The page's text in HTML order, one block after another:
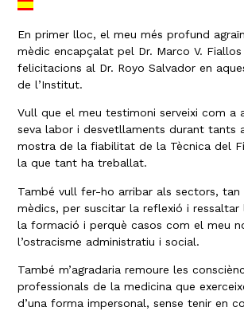
En primer lloc, el meu més profund
mèdic encapçalat pel Dr. Marco V. Fiallos
felicitacions al Dr. Royo Salvador en
de l’Institut.
Vull que el meu testimoni serveixi com a
seva labor i desvetllaments durant tants
mostra de la fiabilitat de la Tècnica del
la que tant ha treballat.
També vull fer-ho arribar als sectors,
mèdics, per suscitar la reflexió i
la formació i perquè casos com el meu
l’ostracisme administratiu i social.
També m’agradaria remoure les
professionals de la medicina que
d’una forma impersonal, sense tenir en